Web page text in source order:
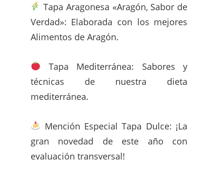
Tapa Aragonesa «Aragón, Sabor de
Verdad»: Elaborada con los mejores
Alimentos de Aragón.
Tapa Mediterránea: Sabores y
técnicas de nuestra dieta
mediterránea.
Mención Especial Tapa Dulce: ¡La
gran novedad de este año con
evaluación transversal!